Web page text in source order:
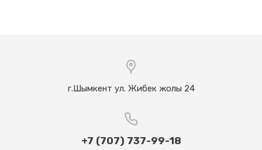
г.Шымкент ул. Жибек жолы 24
+7 (707) 737-99-18